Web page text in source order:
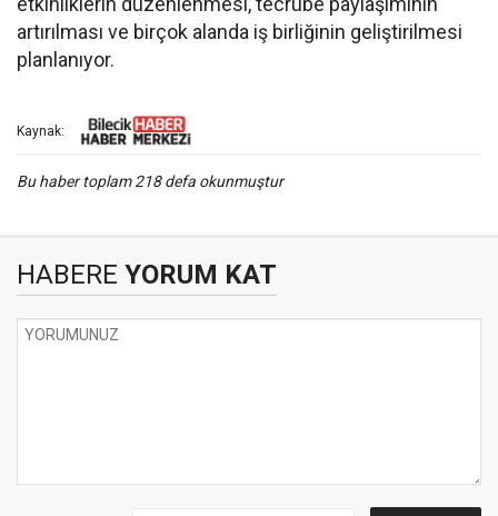
artırılması ve birçok alanda iş birliğinin geliştirilmesi
planlanıyor.
Kaynak:
Bu haber toplam 218 defa okunmuştur
HABERE YORUM KAT